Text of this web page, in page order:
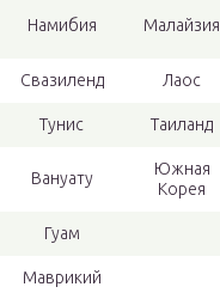
Намибия Малайзия
Свазиленд Лаос
Тунис Таиланд
Вануату
Южная
Корея
Гуам
Маврикий